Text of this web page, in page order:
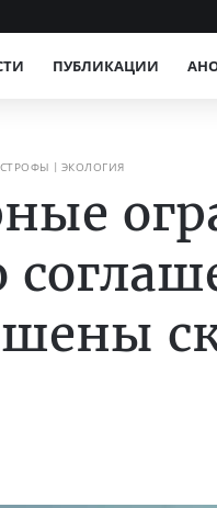
ПУБЛИКАЦИИ
ЭКОЛОГИЯ